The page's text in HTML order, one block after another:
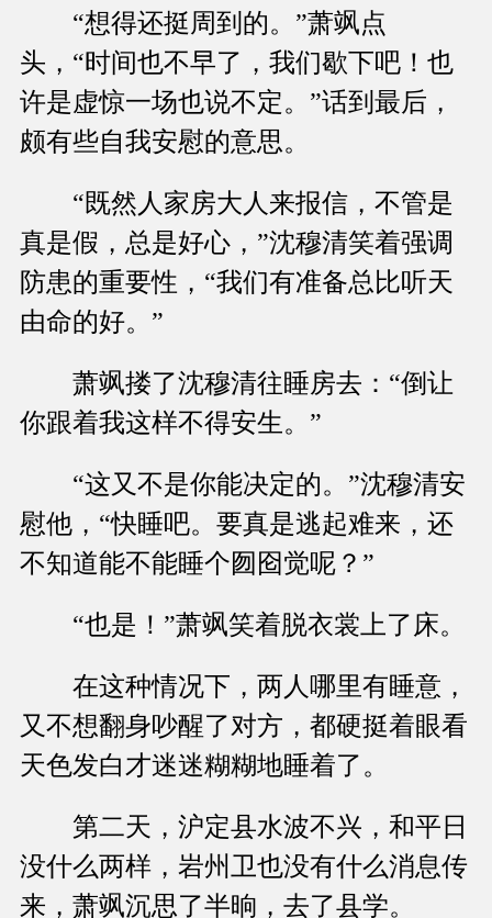
“想得还挺周到的。”萧飒点
头，“时间也不早了，我们歇下吧！也
许是虚惊一场也说不定。”话到最后，
颇有些自我安慰的意思。
“既然人家房大人来报信，不管是
真是假，总是好心，”沈穆清笑着强调
防患的重要性，“我们有准备总比听天
由命的好。”
萧飒搂了沈穆清往睡房去：“倒让
你跟着我这样不得安生。”
“这又不是你能决定的。”沈穆清安
慰他，“快睡吧。要真是逃起难来，还
不知道能不能睡个囫囵觉呢？”
“也是！”萧飒笑着脱衣裳上了床。
在这种情况下，两人哪里有睡意，
又不想翻身吵醒了对方，都硬挺着眼看
天色发白才迷迷糊糊地睡着了。
第二天，沪定县水波不兴，和平日
没什么两样，岩州卫也没有什么消息传
来，萧飒沉思了半晌，去了县学。